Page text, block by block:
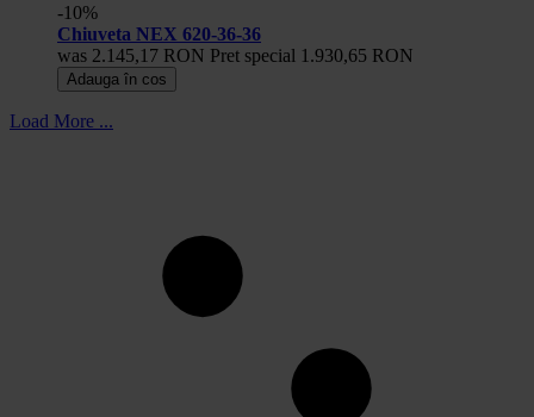
-10%
Chiuveta NEX 620-36-36
was 2.145,17 RON Pret special 1.930,65 RON
Adauga în cos
Load More ...